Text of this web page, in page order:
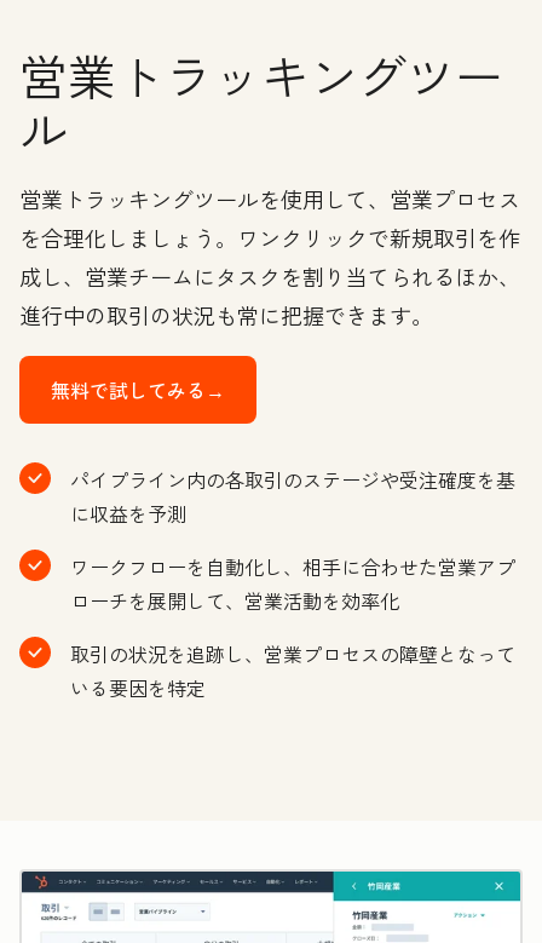
営業トラッキングツー
ル
営業トラッキングツールを使用して、営業プロセス
を合理化しましょう。ワンクリックで新規取引を作
成し、営業チームにタスクを割り当てられるほか、
進行中の取引の状況も常に把握できます。
無料で試してみる→
パイプライン内の各取引のステージや受注確度を基
に収益を予測
ワークフローを自動化し、相手に合わせた営業アプ
ローチを展開して、営業活動を効率化
取引の状況を追跡し、営業プロセスの障壁となって
いる要因を特定